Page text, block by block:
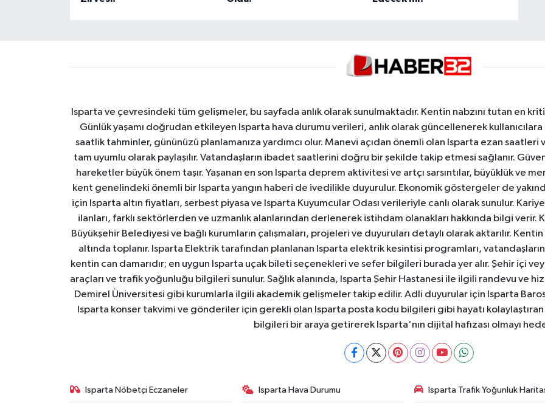
Isparta ve çevresindeki tüm gelişmeler, bu sayfada anlık olarak sunulmaktadır. Kentin nabzını tutan en
Günlük yaşamı doğrudan etkileyen Isparta hava durumu verileri, anlık olarak güncellenerek
saatlik tahminler, gününüzü planlamanıza yardımcı olur. Manevi açıdan önemli olan Isparta ezan
tam uyumlu olarak paylaşılır. Vatandaşların ibadet saatlerini doğru bir şekilde takip etmesi sağlanır.
hareketler büyük önem taşır. Yaşanan en son Isparta deprem aktivitesi ve artçı sarsıntılar, büyüklük ve
kent genelindeki önemli bir Isparta yangın haberi de ivedilikle duyurulur. Ekonomik göstergeler de
için Isparta altın fiyatları, serbest piyasa ve Isparta Kuyumcular Odası verileriyle canlı olarak sunulur.
ilanları, farklı sektörlerden ve uzmanlık alanlarından derlenerek istihdam olanakları hakkında bilgi verir.
Büyükşehir Belediyesi ve bağlı kurumların çalışmaları, projeleri ve duyuruları detaylı olarak aktarılır.
altında toplanır. Isparta Elektrik tarafından planlanan Isparta elektrik kesintisi programları,
kentin can damarıdır; en uygun Isparta uçak bileti seçenekleri ve sefer bilgileri burada yer alır. Şehir içi
araçları ve trafik yoğunluğu bilgileri sunulur. Sağlık alanında, Isparta Şehir Hastanesi ile ilgili randevu ve
Demirel Üniversitesi gibi kurumlarla ilgili akademik gelişmeler takip edilir. Adli duyurular için Isparta
Isparta konser takvimi ve gönderiler için gerekli olan Isparta posta kodu bilgileri gibi hayatı
bilgileri bir araya getirerek Isparta'nın dijital hafızası olmayı
Isparta Nöbetçi Eczaneler Isparta Hava Durumu Isparta Trafik Yoğunluk